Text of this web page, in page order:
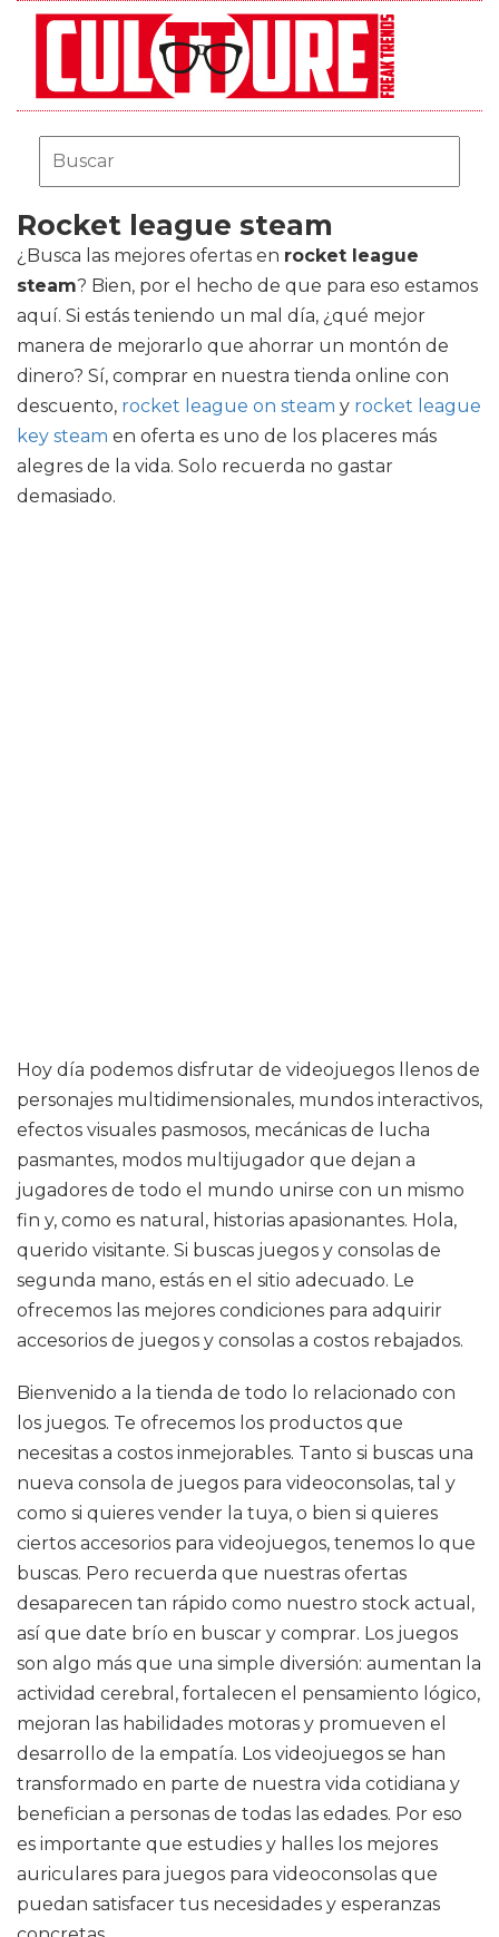
Rocket league steam
¿Busca las mejores ofertas en rocket league
steam? Bien, por el hecho de que para eso estamos
aquí. Si estás teniendo un mal día, ¿qué mejor
manera de mejorarlo que ahorrar un montón de
dinero? Sí, comprar en nuestra tienda online con
descuento, rocket league on steam y rocket league
key steam en oferta es uno de los placeres más
alegres de la vida. Solo recuerda no gastar
demasiado.
Hoy día podemos disfrutar de videojuegos llenos de
personajes multidimensionales, mundos interactivos,
efectos visuales pasmosos, mecánicas de lucha
pasmantes, modos multijugador que dejan a
jugadores de todo el mundo unirse con un mismo
fin y, como es natural, historias apasionantes. Hola,
querido visitante. Si buscas juegos y consolas de
segunda mano, estás en el sitio adecuado. Le
ofrecemos las mejores condiciones para adquirir
accesorios de juegos y consolas a costos rebajados.
Bienvenido a la tienda de todo lo relacionado con
los juegos. Te ofrecemos los productos que
necesitas a costos inmejorables. Tanto si buscas una
nueva consola de juegos para videoconsolas, tal y
como si quieres vender la tuya, o bien si quieres
ciertos accesorios para videojuegos, tenemos lo que
buscas. Pero recuerda que nuestras ofertas
desaparecen tan rápido como nuestro stock actual,
así que date brío en buscar y comprar. Los juegos
son algo más que una simple diversión: aumentan la
actividad cerebral, fortalecen el pensamiento lógico,
mejoran las habilidades motoras y promueven el
desarrollo de la empatía. Los videojuegos se han
transformado en parte de nuestra vida cotidiana y
benefician a personas de todas las edades. Por eso
es importante que estudies y halles los mejores
auriculares para juegos para videoconsolas que
puedan satisfacer tus necesidades y esperanzas